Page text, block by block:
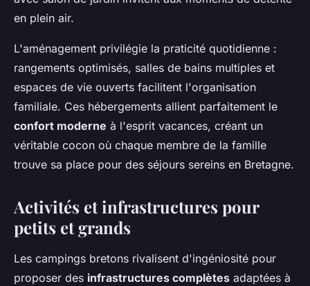
en plein air.
L'aménagement privilégie la praticité quotidienne :
rangements optimisés, salles de bains multiples et
espaces de vie ouverts facilitent l'organisation
familiale. Ces hébergements allient parfaitement le
confort moderne à l'esprit vacances, créant un
véritable cocon où chaque membre de la famille
trouve sa place pour des séjours sereins en Bretagne.
Activités et infrastructures pour
petits et grands
Les campings bretons rivalisent d'ingéniosité pour
proposer des infrastructures complètes adaptées à